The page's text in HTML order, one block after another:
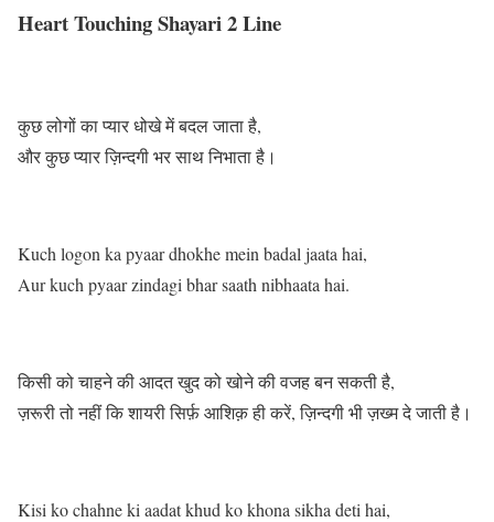
Heart Touching Shayari 2 Line
कुछ लोगों का प्यार धोखे में बदल जाता है,
और कुछ प्यार ज़िन्दगी भर साथ निभाता है।
Kuch logon ka pyaar dhokhe mein badal jaata hai,
Aur kuch pyaar zindagi bhar saath nibhaata hai.
किसी को चाहने की आदत खुद को खोने की वजह बन सकती है,
ज़रूरी तो नहीं कि शायरी सिर्फ़ आशिक़ ही करें, ज़िन्दगी भी ज़ख्म दे जाती है।
Kisi ko chahne ki aadat khud ko khona sikha deti hai,